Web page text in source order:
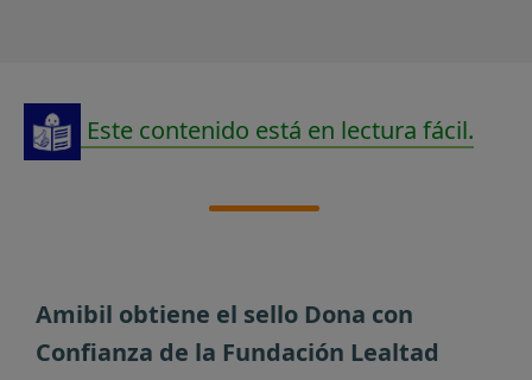
Este contenido está en lectura fácil.
Amibil obtiene el sello Dona con
Confianza de la Fundación Lealtad